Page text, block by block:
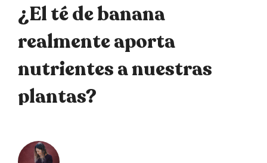
¿El té de banana
realmente aporta
nutrientes a nuestras
plantas?